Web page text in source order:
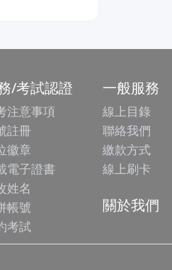
/考試認證
注意事項
註冊
徽章
電子證書
姓名
帳號
考試
一般服務
線上目錄
聯絡我們
繳款方式
線上刷卡
關於我們